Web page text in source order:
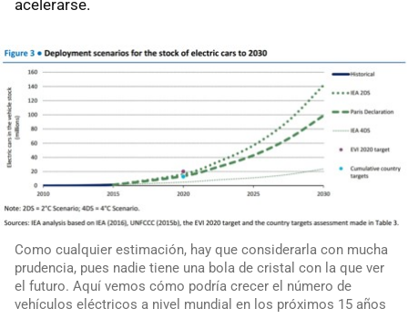
acelerarse.
Como cualquier estimación, hay que considerarla con mucha
prudencia, pues nadie tiene una bola de cristal con la que ver
el futuro. Aquí vemos cómo podría crecer el número de
vehículos eléctricos a nivel mundial en los próximos 15 años